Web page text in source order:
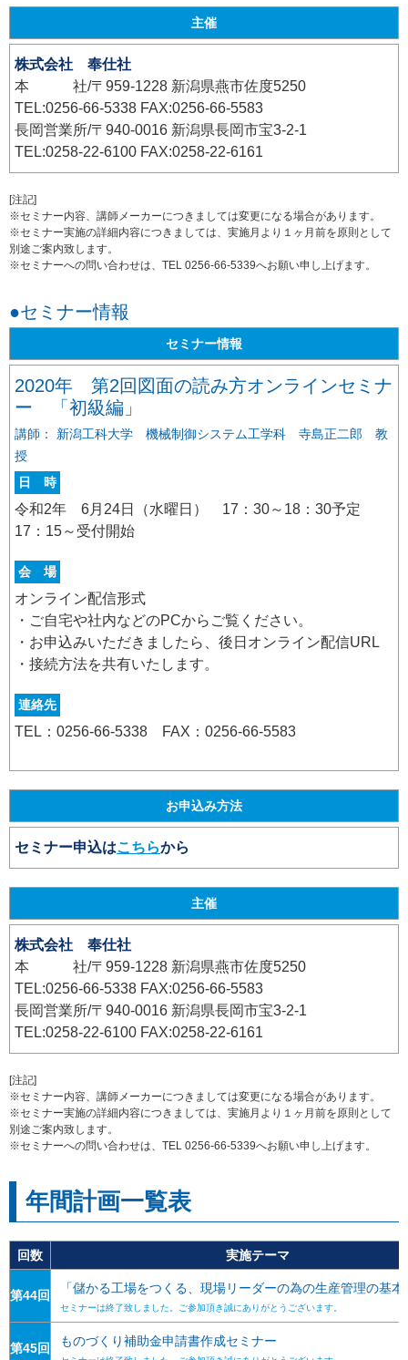
主催
株式会社 奉仕社
本 社/〒959-1228 新潟県燕市佐度5250
TEL:0256-66-5338 FAX:0256-66-5583
長岡営業所/〒940-0016 新潟県長岡市宝3-2-1
TEL:0258-22-6100 FAX:0258-22-6161
[注記]
※セミナー内容、講師メーカーにつきましては変更になる場合があります。
※セミナー実施の詳細内容につきましては、実施月より１ヶ月前を原則として
別途ご案内致します。
※セミナーへの問い合わせは、TEL 0256-66-5339へお願い申し上げます。
●セミナー情報
セミナー情報
2020年 第2回図面の読み方オンラインセミナ
ー 「初級編」
講師： 新潟工科大学 機械制御システム工学科 寺島正二郎 教
授
日 時
令和2年 6月24日（水曜日） 17：30～18：30予定
17：15～受付開始
会 場
オンライン配信形式
・ご自宅や社内などのPCからご覧ください。
・お申込みいただきましたら、後日オンライン配信URL
・接続方法を共有いたします。
連絡先
TEL：0256-66-5338 FAX：0256-66-5583
お申込み方法
セミナー申込はこちらから
主催
株式会社 奉仕社
本 社/〒959-1228 新潟県燕市佐度5250
TEL:0256-66-5338 FAX:0256-66-5583
長岡営業所/〒940-0016 新潟県長岡市宝3-2-1
TEL:0258-22-6100 FAX:0258-22-6161
[注記]
※セミナー内容、講師メーカーにつきましては変更になる場合があります。
※セミナー実施の詳細内容につきましては、実施月より１ヶ月前を原則として
別途ご案内致します。
※セミナーへの問い合わせは、TEL 0256-66-5339へお願い申し上げます。
年間計画一覧表
回数 実施テーマ
第44回 「儲かる工場をつくる、現場リーダーの為の生産管理の基本
セミナーは終了致しました。ご参加頂き誠にありがとうございます。
第45回 ものづくり補助金申請書作成セミナー